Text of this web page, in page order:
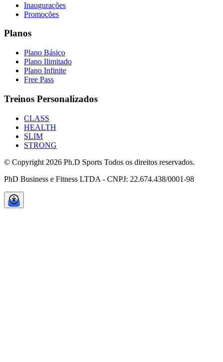
Inaugurações
Promoções
Planos
Plano Básico
Plano Ilimitado
Plano Infinite
Free Pass
Treinos Personalizados
CLASS
HEALTH
SLIM
STRONG
© Copyright 2026 Ph.D Sports Todos os direitos reservados.
PhD Business e Fitness LTDA - CNPJ: 22.674.438/0001-98